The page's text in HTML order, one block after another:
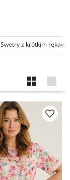
Swetry z krótkim